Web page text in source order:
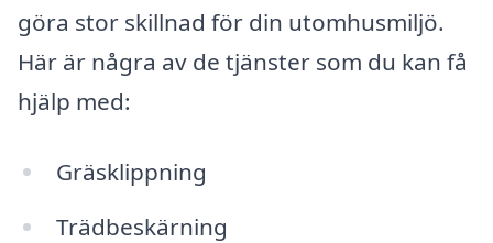
göra stor skillnad för din utomhusmiljö.
Här är några av de tjänster som du kan få
hjälp med:
Gräsklippning
Trädbeskärning